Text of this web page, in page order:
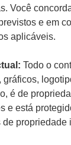
Você
e em
aplicáveis.
Todo o
é de
e está
propriedade